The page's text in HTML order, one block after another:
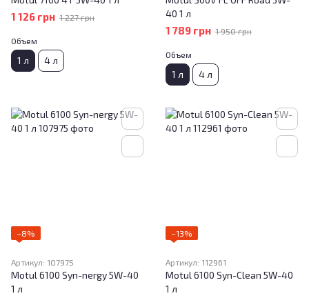
1 126 грн 1 227 грн
Объем
1 л 4 л
40 1 л
1 789 грн 1 950 грн
Объем
1 л 4 л
−8%
Артикул: 107975
Motul 6100 Syn-nergy 5W-40
1 л
−13%
Артикул: 112961
Motul 6100 Syn-Clean 5W-40
1 л